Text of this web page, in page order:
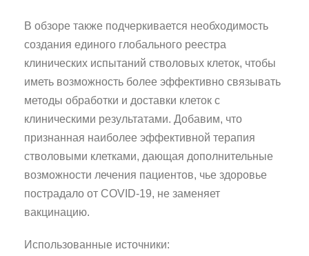
В обзоре также подчеркивается необходимость
создания единого глобального реестра
клинических испытаний стволовых клеток, чтобы
иметь возможность более эффективно связывать
методы обработки и доставки клеток с
клиническими результатами. Добавим, что
признанная наиболее эффективной терапия
стволовыми клетками, дающая дополнительные
возможности лечения пациентов, чье здоровье
пострадало от COVID-19, не заменяет
вакцинацию.
Использованные источники: